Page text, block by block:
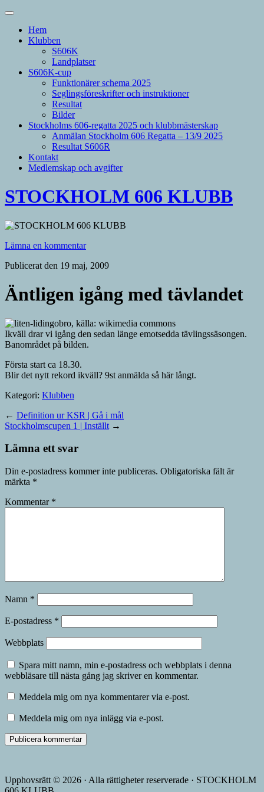
Hem
Klubben
S606K
Landplatser
S606K-cup
Funktionärer schema 2025
Seglingsföreskrifter och instruktioner
Resultat
Bilder
Stockholms 606-regatta 2025 och klubbmästerskap
Anmälan Stockholm 606 Regatta – 13/9 2025
Resultat S606R
Kontakt
Medlemskap och avgifter
STOCKHOLM 606 KLUBB
Lämna en kommentar
Publicerat den 19 maj, 2009
Äntligen igång med tävlandet
Ikväll drar vi igång den sedan länge emotsedda tävlingssäsongen.
Banområdet på bilden.
Första start ca 18.30.
Blir det nytt rekord ikväll? 9st anmälda så här långt.
Kategori: Klubben
← Definition ur KSR | Gå i mål
Stockholmscupen 1 | Inställt →
Lämna ett svar
Din e-postadress kommer inte publiceras. Obligatoriska fält är
märkta *
Kommentar *
Namn *
E-postadress *
Webbplats
Spara mitt namn, min e-postadress och webbplats i denna
webbläsare till nästa gång jag skriver en kommentar.
Meddela mig om nya kommentarer via e-post.
Meddela mig om nya inlägg via e-post.
Upphovsrätt © 2026 · Alla rättigheter reserverade · STOCKHOLM